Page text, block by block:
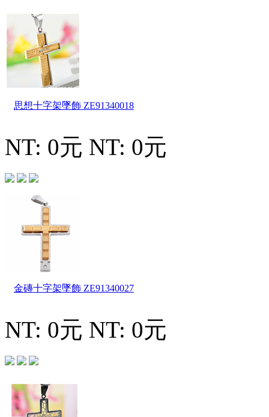
思想十字架墜飾 ZE91340018
NT: 0元 NT: 0元
金磚十字架墜飾 ZE91340027
NT: 0元 NT: 0元